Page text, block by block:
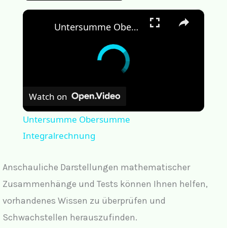
×
Untersumme Obersumme Integralrechnung
Watch on
Untersumme Obersumme
Integralrechnung
Anschauliche Darstellungen mathematischer
Zusammenhänge und Tests können Ihnen helfen,
vorhandenes Wissen zu überprüfen und
Schwachstellen herauszufinden.